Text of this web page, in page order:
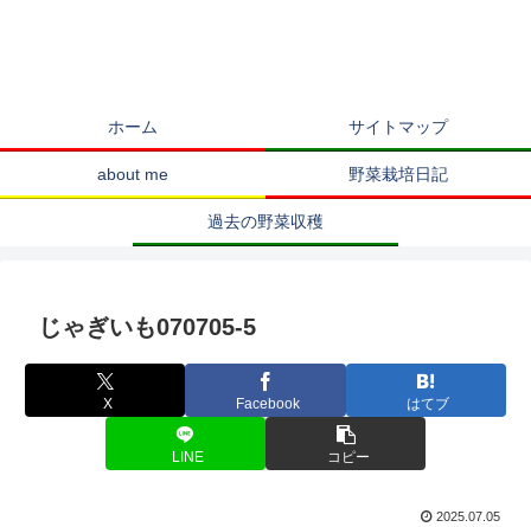
ホーム サイトマップ
about me 野菜栽培日記
過去の野菜収穫
じゃぎいも070705-5
X Facebook はてブ
LINE コピー
2025.07.05